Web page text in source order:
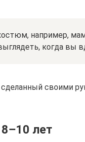
например,
когда вы
своими
лет